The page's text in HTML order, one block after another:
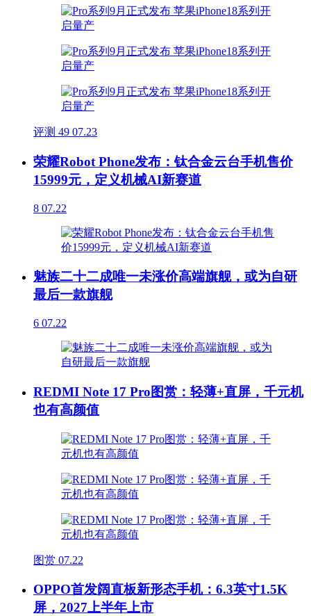
评测 49 07.23
荣耀Robot Phone发布：钛合金云台手机售价
15999元，定义机械AI新赛道
8 07.22
魅族二十二成唯一未涨价高端旗舰，或为自研
最后一款旗舰
6 07.22
REDMI Note 17 Pro图赏：轻薄+直屏，千元机
也有高颜值
图赏 07.22
OPPO首发阔直板新形态手机：6.3英寸1.5K
屏，2027上半年上市